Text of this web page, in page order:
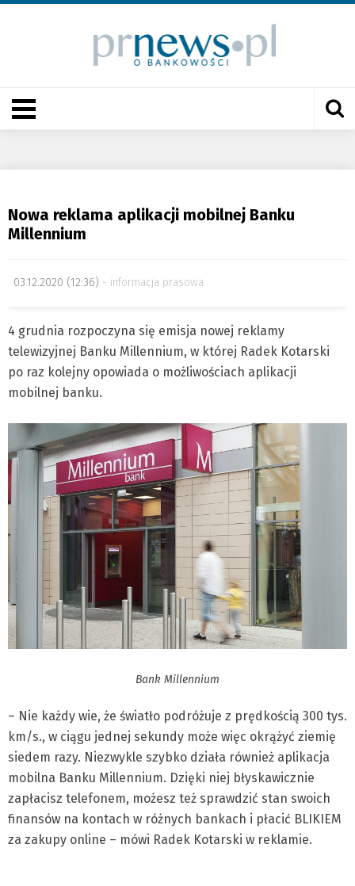
Nowa reklama aplikacji mobilnej Banku
Millennium
03.12.2020 (12:36) informacja prasowa
4 grudnia rozpoczyna się emisja nowej reklamy
telewizyjnej Banku Millennium, w której Radek Kotarski
po raz kolejny opowiada o możliwościach aplikacji
mobilnej banku.
Bank Millennium
– Nie każdy wie, że światło podróżuje z prędkością 300 tys.
km/s., w ciągu jednej sekundy może więc okrążyć ziemię
siedem razy. Niezwykle szybko działa również aplikacja
mobilna Banku Millennium. Dzięki niej błyskawicznie
zapłacisz telefonem, możesz też sprawdzić stan swoich
finansów na kontach w różnych bankach i płacić BLIKIEM
za zakupy online – mówi Radek Kotarski w reklamie.